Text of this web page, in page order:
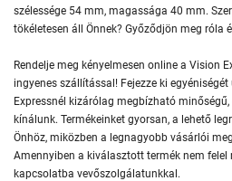
szélessége 54 mm, magassága 40 mm.
tökéletesen áll Önnek? Győződjön meg róla
Rendelje meg kényelmesen online a Vision
ingyenes szállítással! Fejezze ki
Expressnél kizárólag megbízható
kínálunk. Termékeinket gyorsan, a lehető
Önhöz, miközben a legnagyobb vásárlói
Amennyiben a kiválasztott termék nem felel
kapcsolatba vevőszolgálatunkkal.